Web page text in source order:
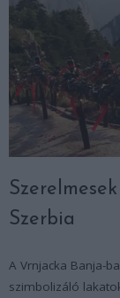
Szerbia
A Vrnjacka Banja-
szimbolizáló